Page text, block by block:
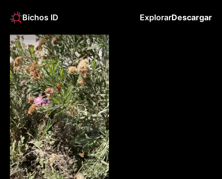
Bichos ID ExplorarDescargar